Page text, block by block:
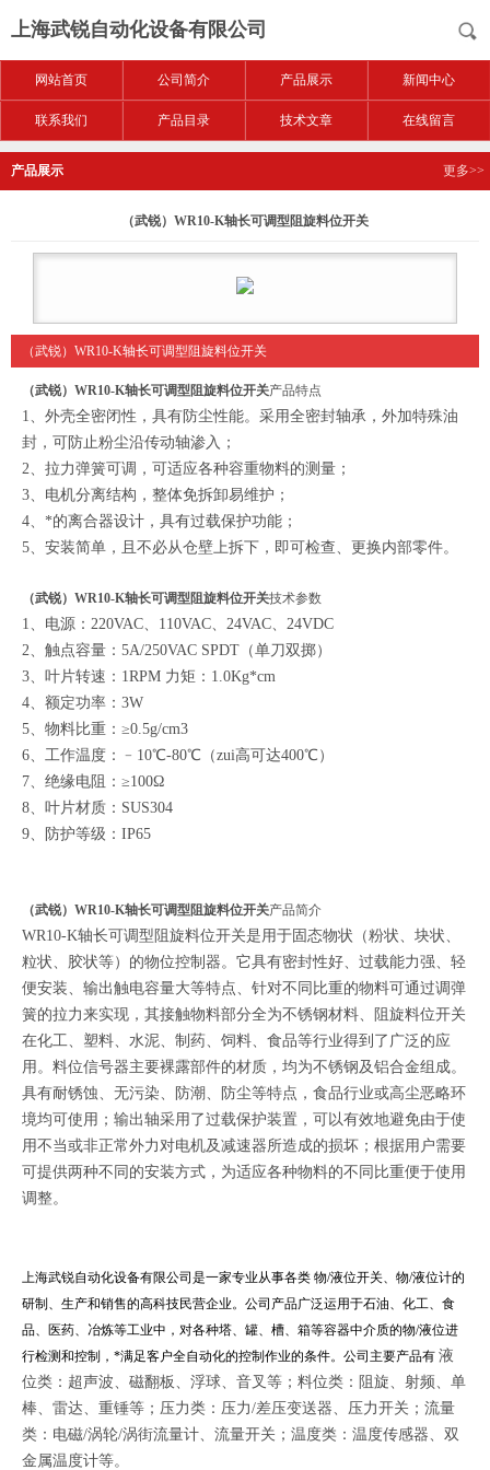
上海武锐自动化设备有限公司
网站首页 公司简介 产品展示 新闻中心
联系我们 产品目录 技术文章 在线留言
产品展示 更多>>
（武锐）WR10-K轴长可调型阻旋料位开关
（武锐）WR10-K轴长可调型阻旋料位开关
（武锐）WR10-K轴长可调型阻旋料位开关产品特点
1、外壳全密闭性，具有防尘性能。采用全密封轴承，外加特殊油
封，可防止粉尘沿传动轴渗入；
2、拉力弹簧可调，可适应各种容重物料的测量；
3、电机分离结构，整体免拆卸易维护；
4、*的离合器设计，具有过载保护功能；
5、安装简单，且不必从仓壁上拆下，即可检查、更换内部零件。
（武锐）WR10-K轴长可调型阻旋料位开关技术参数
1、电源：220VAC、110VAC、24VAC、24VDC
2、触点容量：5A/250VAC SPDT（单刀双掷）
3、叶片转速：1RPM 力矩：1.0Kg*cm
4、额定功率：3W
5、物料比重：≥0.5g/cm3
6、工作温度：﹣10℃-80℃（zui高可达400℃）
7、绝缘电阻：≥100Ω
8、叶片材质：SUS304
9、防护等级：IP65
（武锐）WR10-K轴长可调型阻旋料位开关产品简介
WR10-K轴长可调型 阻旋料位开关是用于固态物状（粉状、块状、
粒状、胶状等）的物位控制器。它具有密封性好、过载能力强、轻
便安装、输出触电容量大等特点、针对不同比重的物料可通过调弹
簧的拉力来实现，其接触物料部分全为不锈钢材料、阻旋料位开关
在化工、塑料、水泥、制药、饲料、食品等行业得到了广泛的应
用。 料位信号器主要裸露部件的材质，均为不锈钢及铝合金组成。
具有耐锈蚀、无污染、防潮、防尘等特点，食品行业或高尘恶略环
境均可使用；输出轴采用了过载保护装置，可以有效地避免由于使
用不当或非正常外力对电机及减速器所造成的损坏；根据用户需要
可提供两种不同的安装方式，为适应各种物料的不同比重便于使用
调整。
上海武锐自动化设备有限公司是一家专业从事各类 物/液位开关、物/液位计的
研制、生产和销售的高科技民营企业。公司产品广泛运用于石油、化工、食
品、医药、冶炼等工业中，对各种塔、罐、槽、箱等容器中介质的物/液位进
行检测和控制，*满足客户全自动化的控制作业的条件。公司主要产品有 液
位类：超声波、磁翻板、浮球、音叉等；料位类：阻旋、射频、单
棒、雷达、重锤等；压力类：压力/差压变送器、压力开关；流量
类：电磁/涡轮/涡街流量计、流量开关；温度类：温度传感器、双
金属温度计等。